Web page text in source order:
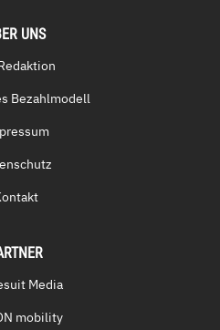
UNS
Bezahlmodell
Media
mobility